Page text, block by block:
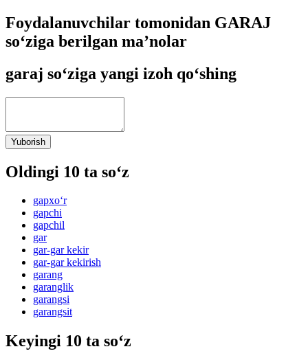
Foydalanuvchilar tomonidan GARAJ
so‘ziga berilgan ma’nolar
garaj so‘ziga yangi izoh qo‘shing
Yuborish
Oldingi 10 ta so‘z
gapxo‘r
gapchi
gapchil
gar
gar-gar kekir
gar-gar kekirish
garang
garanglik
garangsi
garangsit
Keyingi 10 ta so‘z